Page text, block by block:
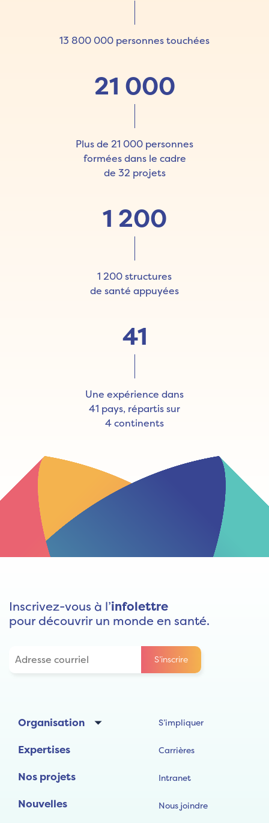
13 800 000 personnes touchées
21 000
Plus de 21 000 personnes
formées dans le cadre
de 32 projets
1 200
1 200 structures
de santé appuyées
41
Une expérience dans
41 pays, répartis sur
4 continents
Inscrivez-vous à l’infolettre
pour découvrir un monde en santé.
Organisation
Expertises
Nos projets
Nouvelles
S’impliquer
Carrières
Intranet
Nous joindre